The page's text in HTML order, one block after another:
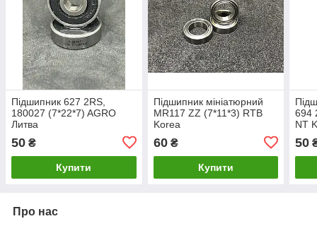
Підшипник 627 2RS,
180027 (7*22*7) AGRO
Литва
50 ₴
Купити
Підшипник мініатюрний
MR117 ZZ (7*11*3) RTB
Korea
60₴
Купити
694
NT
50
Про нас